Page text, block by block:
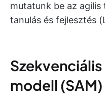
mutatunk be az agilis
tanulás és fejlesztés
modell (SAM)